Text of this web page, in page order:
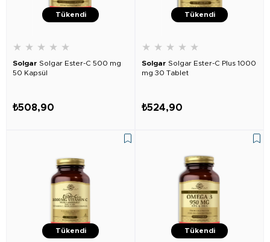
Tükendi
★ ★ ★ ★ ★
Solgar Solgar Ester-C 500 mg
50 Kapsül
₺508,90
Tükendi
★ ★ ★ ★ ★
Solgar Solgar Ester-C Plus 1000
mg 30 Tablet
₺524,90
Tükendi Tükendi